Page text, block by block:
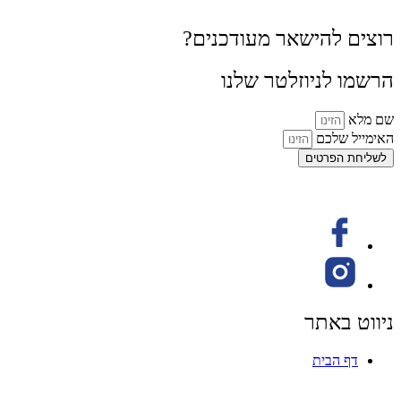
רוצים להישאר מעודכנים?
הרשמו לניוזלטר שלנו
שם מלא
האימייל שלכם
לשליחת הפרטים
ניווט באתר
דף הבית